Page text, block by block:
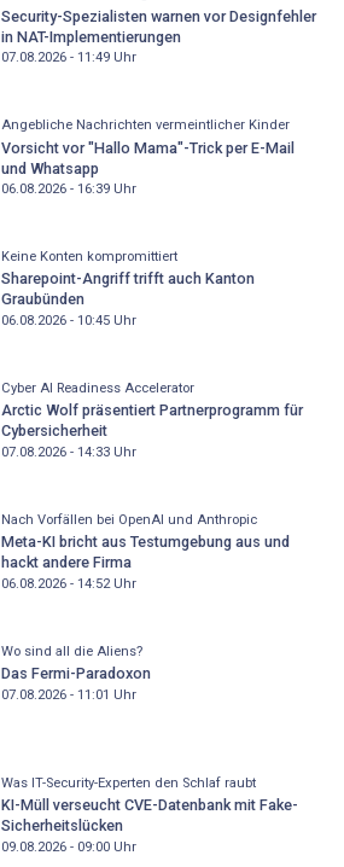
Security-Spezialisten warnen vor Designfehler
in NAT-Implementierungen
07.08.2026 - 11:49Uhr
Angebliche Nachrichten vermeintlicher Kinder
Vorsicht vor "Hallo Mama"-Trick per E-Mail
und Whatsapp
06.08.2026 - 16:39Uhr
Keine Konten kompromittiert
Sharepoint-Angriff trifft auch Kanton
Graubünden
06.08.2026 - 10:45Uhr
Cyber AI Readiness Accelerator
Arctic Wolf präsentiert Partnerprogramm für
Cybersicherheit
07.08.2026 - 14:33Uhr
Nach Vorfällen bei OpenAI und Anthropic
Meta-KI bricht aus Testumgebung aus und
hackt andere Firma
06.08.2026 - 14:52Uhr
Wo sind all die Aliens?
Das Fermi-Paradoxon
07.08.2026 - 11:01 Uhr
Was IT-Security-Experten den Schlaf raubt
KI-Müll verseucht CVE-Datenbank mit Fake-
Sicherheitslücken
09.08.2026 - 09:00Uhr